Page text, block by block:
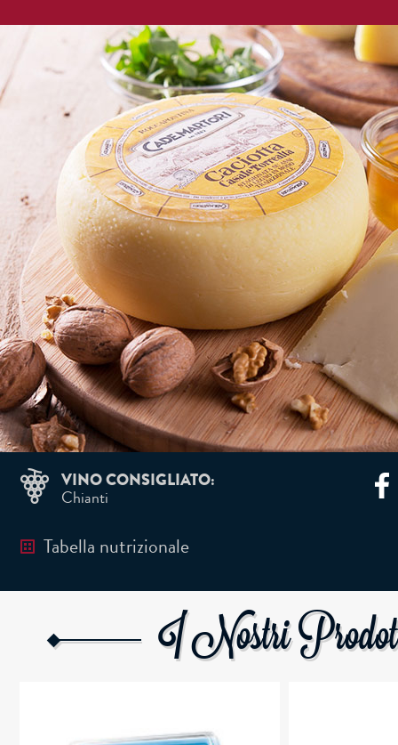
qualità del prodotto.
La sua tipica crosta, elastica e compatta al
durante la maturazione, secondo un processo
delicatezza e la qualità del latte, conferendogli il
sapore pieno ed equilibrato.
Un formaggio dal gusto semplice e delicato che
morbido, cremoso e fondente al palato, ideale per
appieno l’intenso sapore del latte.
La Caciotta fresca Cademartori è ottima gustata
fetta di pane fresco o per accompagnare
insalate e antipasti, ma si abbina
fresca, secca e al miele; sono davvero tante le
dalla propria creatività in cucina.
Per apprezzare appieno il suo aroma, la
temperatura ambiente, per questo motivo si
riposare almeno 30 minuti dopo averla portata
La Caciotta Cademartori si abbina bene a vini
oppure la Vernaccia
La nostra Caciotta è un prodotto storico della
casearia, dalle caratteristiche di fragranza uniche,
sapore la tua tavola.
VINO CONSIGLIATO:
Chianti
Tabella nutrizionale
I Nostri